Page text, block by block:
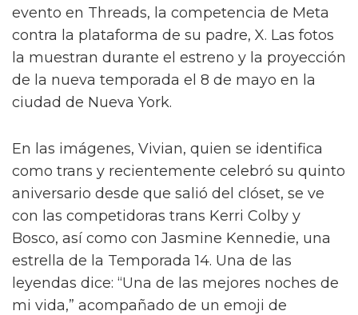
evento en Threads, la competencia de Meta
contra la plataforma de su padre, X. Las fotos
la muestran durante el estreno y la proyección
de la nueva temporada el 8 de mayo en la
ciudad de Nueva York.
En las imágenes, Vivian, quien se identifica
como trans y recientemente celebró su quinto
aniversario desde que salió del clóset, se ve
con las competidoras trans Kerri Colby y
Bosco, así como con Jasmine Kennedie, una
estrella de la Temporada 14. Una de las
leyendas dice: “Una de las mejores noches de
mi vida,” acompañado de un emoji de